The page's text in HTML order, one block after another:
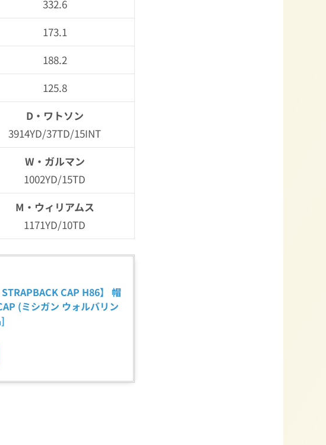
332.6
173.1
188.2
125.8
D・ワトソン
3914YD/37TD/15INT
W・ガルマン
1002YD/15TD
M・ウィリアムス
1171YD/10TD
CAP H86】 帽
(ミシガン ウォルバリン